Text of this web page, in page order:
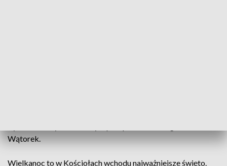
Wątorek.
Wielkanoc to w Kościołach wchodu najważniejsze święto.